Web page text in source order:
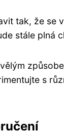
tak, že se
stále plná
s